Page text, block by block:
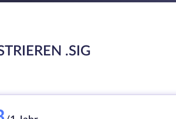
.SIG